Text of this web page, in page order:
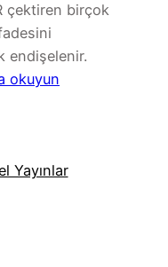
çektiren birçok
endişelenir.
okuyun
Bel
Yayınlar